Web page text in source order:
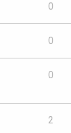
0
0
0
2